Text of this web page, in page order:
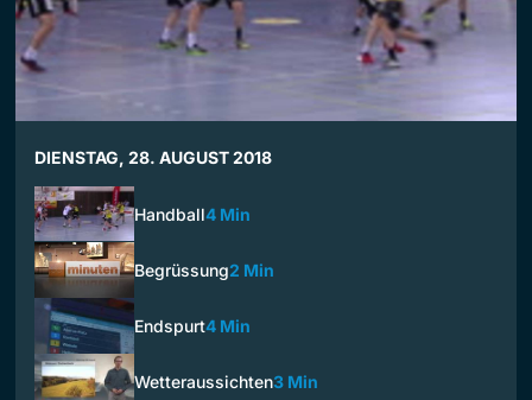
DIENSTAG, 28. AUGUST 2018
Handball4 Min
Begrüssung2 Min
Endspurt4 Min
Wetteraussichten3 Min